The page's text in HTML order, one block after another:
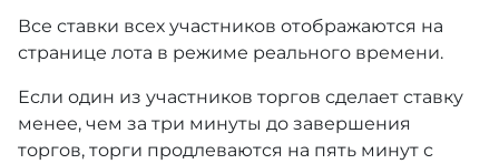
Все ставки всех участников отображаются на
странице лота в режиме реального времени.
Если один из участников торгов сделает ставку
менее, чем за три минуты до завершения
торгов, торги продлеваются на пять минут с